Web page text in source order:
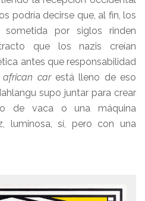
podría decirse que, al fin, los
por siglos rinden
que los nazis creían
antes que responsabilidad
african carestá lleno de eso
supo juntar para crear
de vaca o una máquina
luminosa, sí, pero con una